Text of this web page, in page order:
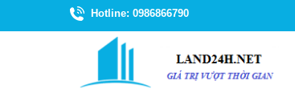
Hotline: 0986866790